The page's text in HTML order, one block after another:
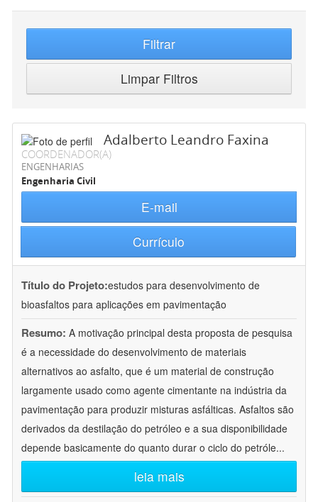
Filtrar
Limpar Filtros
Adalberto Leandro Faxina
COORDENADOR(A)
ENGENHARIAS
Engenharia Civil
E-mail
Currículo
Título do Projeto:estudos para desenvolvimento de
bioasfaltos para aplicações em pavimentação
Resumo: A motivação principal desta proposta de pesquisa
é a necessidade do desenvolvimento de materiais
alternativos ao asfalto, que é um material de construção
largamente usado como agente cimentante na indústria da
pavimentação para produzir misturas asfálticas. Asfaltos são
derivados da destilação do petróleo e a sua disponibilidade
depende basicamente do quanto durar o ciclo do petróle...
leia mais